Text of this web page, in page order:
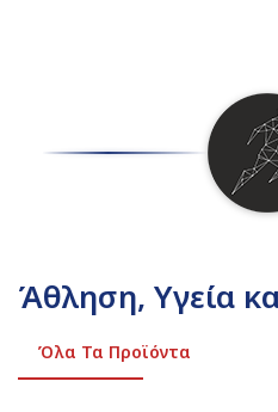
Άθληση, Υγεία
Όλα Τα Προϊόντα